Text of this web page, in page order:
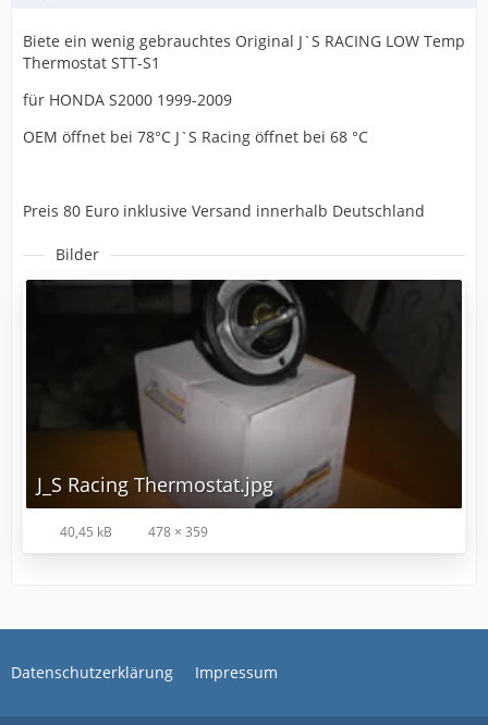
Biete ein wenig gebrauchtes Original J`S RACING LOW Temp
Thermostat STT-S1
für HONDA S2000 1999-2009
OEM öffnet bei 78°C J`S Racing öffnet bei 68 °C
Preis 80 Euro inklusive Versand innerhalb Deutschland
Bilder
J_S Racing Thermostat.jpg
40,45 kB 478 × 359
Datenschutzerklärung Impressum